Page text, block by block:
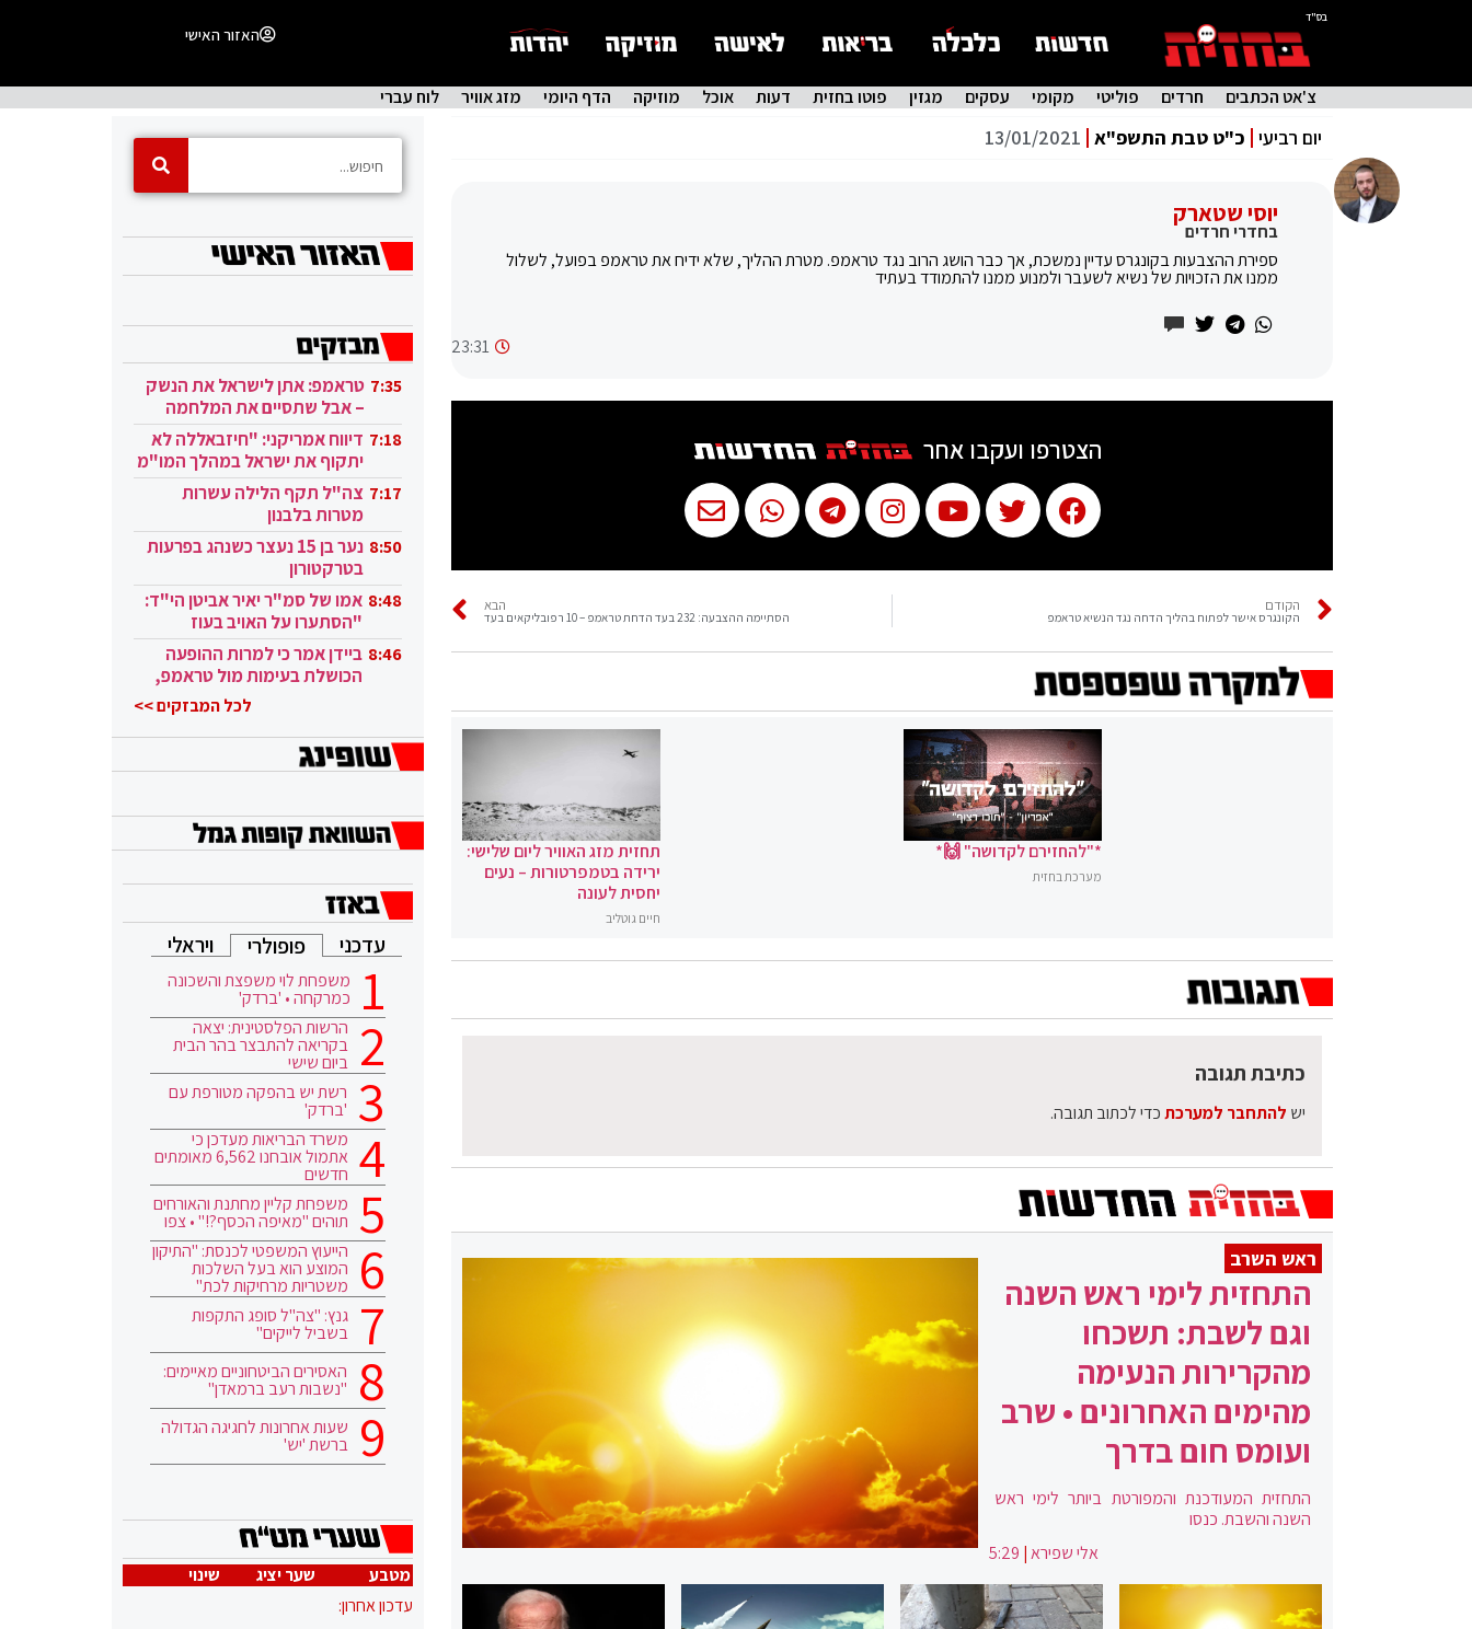
בס"ד
האזור האישי
צ'אט הכתבים חרדים פוליטי מקומי עסקים מגזין פוטו בחזית דעות אוכל מוזיקה הדף היומי מזג אוויר לוח עברי
יום רביעי כ"ט טבת התשפ"א 13/01/2021
יוסי שטארק
בחדרי חרדים
ספירת ההצבעות בקונגרס עדיין נמשכת, אך כבר הושג הרוב נגד טראמפ. מטרת ההליך, שלא ידיח את טראמפ בפועל, לשלול
ממנו את הזכויות של נשיא לשעבר ולמנוע ממנו להתמודד בעתיד
23:31
הצטרפו ועקבו אחר
הקודם
הקונגרס אישר לפתוח בהליך הדחה נגד הנשיא טראמפ
הבא
הסתיימה ההצבעה: 232 בעד הדחת טראמפ – 10 רפובליקאים בעד
*"להחזירם לקדושה" 🙌*
מערכת בחזית
תחזית מזג האוויר ליום שלישי:
ירידה בטמפרטורות – נעים
יחסית לעונה
חיים גוטליב
כתיבת תגובה
יש להתחבר למערכתכדי לכתוב תגובה.
ראש השרב
התחזית לימי ראש השנה
וגם לשבת: תשכחו
מהקרירות הנעימה
מהימים האחרונים • שרב
ועומס חום בדרך
התחזית המעודכנת והמפורטת ביותר לימי ראש
השנה והשבת. כנסו
אלי שפירא|
5:29
7:35 טראמפ: אתן לישראל את הנשק
– אבל שתסיים את המלחמה
בעזה 7:18 דיווח אמריקני: "חיזבאללה לא
יתקוף את ישראל במהלך המו"מ
בקטאר" 7:17 צה"ל תקף הלילה עשרות
מטרות בלבנון
8:50
נער בן 15 נעצר כשנהג בפרעות
בטרקטורון
8:48 אמו של סמ"ר יאיר אביטן הי"ד:
"הסתערו על האויב בעוז
ובגבורה" 8:46 ביידן אמר כי למרות ההופעה
הכושלת בעימות מול טראמפ,
לכל המבזקים >>
עדכני פופולרי ויראלי
משפחת לוי משפצת והשכונה
כמרקחה • 'ברדק'
הרשות הפלסטינית: יצאה
בקריאה להתבצר בהר הבית
ביום שישי
רשת יש בהפקה מטורפת עם
'ברדק'
משרד הבריאות מעדכן כי
אתמול אובחנו 6,562 מאומתים
חדשים
משפחת קליין מחתנת והאורחים
תוהים "מאיפה הכסף?!" • צפו
הייעוץ המשפטי לכנסת: "התיקון
המוצע הוא בעל השלכות
משטריות מרחיקות לכת"
גנץ: "צה"ל סופג התקפות
בשביל לייקים"
האסירים הביטחוניים מאיימים:
"נשבות רעב ברמאדן"
שעות אחרונות לחגיגה הגדולה
ברשת 'יש'
מטבע שער יציג
שינוי
עדכון אחרון: